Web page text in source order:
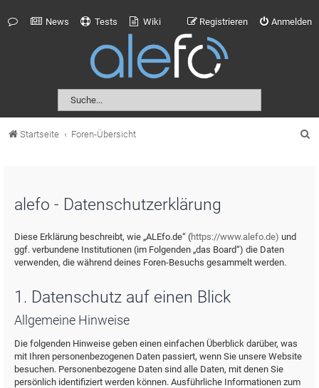
News Tests Wiki Anmelden
Registrieren
Startseite Foren-Übersicht
alefo - Datenschutzerklärung
Diese Erklärung beschreibt, wie „ALEfo.de“ (https://www.alefo.de) und
ggf. verbundene Institutionen (im Folgenden „das Board“) die Daten
verwenden, die während deines Foren-Besuchs gesammelt werden.
1. Datenschutz auf einen Blick
Allgemeine Hinweise
Die folgenden Hinweise geben einen einfachen Überblick darüber, was
mit Ihren personenbezogenen Daten passiert, wenn Sie unsere Website
besuchen. Personenbezogene Daten sind alle Daten, mit denen Sie
persönlich identifiziert werden können. Ausführliche Informationen zum